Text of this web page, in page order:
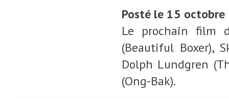
Posté le 15
Le prochain film
(Beautiful Boxer),
Dolph Lundgren
(Ong-Bak).